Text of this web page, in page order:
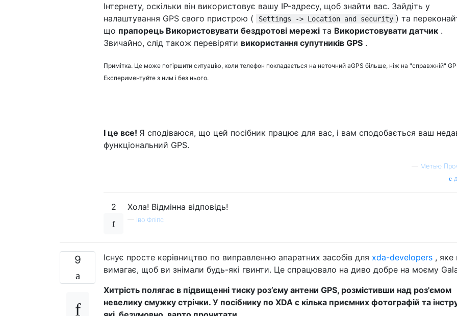
Інтернету, оскільки він використовує вашу IP-адресу, щоб знайти вас. Зайдіть у
налаштування GPS свого пристрою (
Settings -> Location and security ) та
що прапорець Використовувати бездротові мережі та Використовувати датчик .
Звичайно, слід також перевіряти використання супутників GPS .
Примітка. Це може погіршити ситуацію, коли телефон покладається на неточний aGPS більше, ніж на "справжній"
Експериментуйте з ним і без нього.
І це все! Я сподіваюся, що цей посібник працює для вас, і вам сподобається ваш
функціональний GPS.
— Метью
2 Хола! Відмінна відповідь!
— Іво Фліпс
9 Існує просте керівництво по виправленню апаратних засобів для xda-developers , яке
вимагає, щоб ви знімали будь-які гвинти. Це спрацювало на диво добре на моєму
Хитрість полягає в підвищенні тиску роз’єму антени GPS, розмістивши над роз'ємом
невелику смужку стрічки. У посібнику по XDA є кілька приємних фотографій та